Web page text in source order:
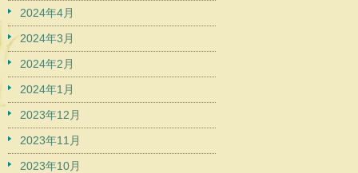
2024年4月
2024年3月
2024年2月
2024年1月
2023年12月
2023年11月
2023年10月